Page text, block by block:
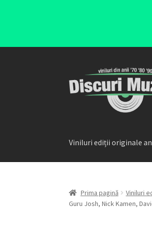
Viniluri ediții originale
Prima pagină Viniluri
Guru Josh, Nick Kamen,